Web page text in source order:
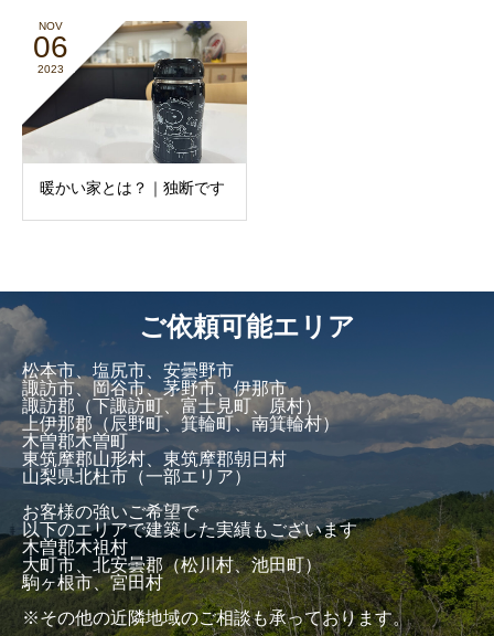
NOV
06
2023
暖かい家とは？｜独断です
ご依頼可能エリア
松本市、塩尻市、安曇野市
諏訪市、岡谷市、茅野市、伊那市
諏訪郡（下諏訪町、富士見町、原村）
上伊那郡（辰野町、箕輪町、南箕輪村）
木曽郡木曽町
東筑摩郡山形村、東筑摩郡朝日村
山梨県北杜市（一部エリア）
お客様の強いご希望で
以下のエリアで建築した実績もございます
木曽郡木祖村
大町市、北安曇郡（松川村、池田町）
駒ヶ根市、宮田村
※その他の近隣地域のご相談も承っております。